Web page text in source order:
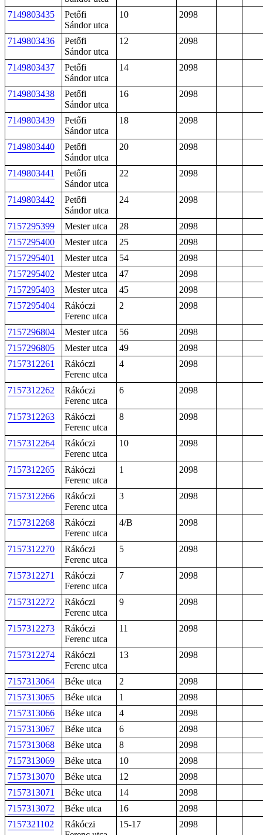
7149803435
Petőfi
Sándor utca
10 2098
7149803436
Petőfi
Sándor utca
12 2098
7149803437
Petőfi
Sándor utca
14 2098
7149803438
Petőfi
Sándor utca
16 2098
7149803439
Petőfi
Sándor utca
18 2098
7149803440
Petőfi
Sándor utca
20 2098
7149803441
Petőfi
Sándor utca
22 2098
7149803442
Petőfi
Sándor utca
24 2098
7157295399 Mester utca 28
2098
7157295400
Mester utca 25
2098
7157295401
Mester utca 54
2098
7157295402
Mester utca 47
2098
7157295403
Mester utca 45
2098
7157295404
Rákóczi
Ferenc utca
2 2098
7157296804 Mester utca 56
2098
7157296805
Mester utca 49
2098
7157312261
Rákóczi
Ferenc utca
4 2098
7157312262
Rákóczi
Ferenc utca
6 2098
7157312263
Rákóczi
Ferenc utca
8 2098
7157312264
Rákóczi
Ferenc utca
10 2098
7157312265
Rákóczi
Ferenc utca
1 2098
7157312266
Rákóczi
Ferenc utca
3 2098
7157312268
Rákóczi
Ferenc utca
4/B 2098
7157312270
Rákóczi
Ferenc utca
5 2098
7157312271
Rákóczi
Ferenc utca
7 2098
7157312272
Rákóczi
Ferenc utca
9 2098
7157312273
Rákóczi
Ferenc utca
11 2098
7157312274
Rákóczi
Ferenc utca
13 2098
7157313064 Béke utca 2
2098
7157313065
Béke utca 1
2098
7157313066
Béke utca 4
2098
7157313067
Béke utca 6
2098
7157313068
Béke utca 8
2098
7157313069
Béke utca 10
2098
7157313070
Béke utca 12
2098
7157313071
Béke utca 14
2098
7157313072
Béke utca 16
2098
7157321102
Rákóczi
15-17 2098